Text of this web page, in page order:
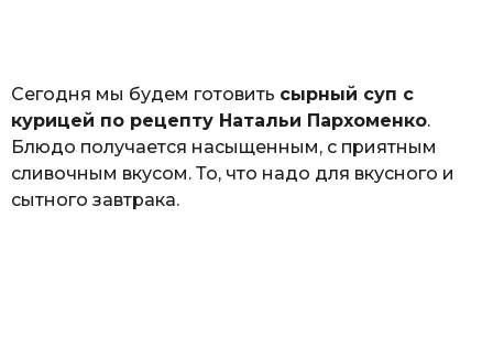
Сегодня мы будем готовить сырный суп с
курицей по рецепту Натальи Пархоменко.
Блюдо получается насыщенным, с приятным
сливочным вкусом. То, что надо для вкусного и
сытного завтрака.